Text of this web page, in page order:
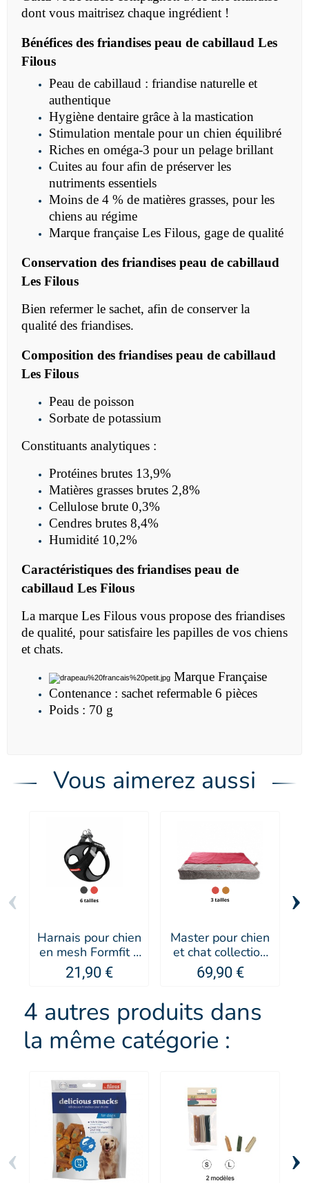
dont vous maitrisez chaque ingrédient !
Bénéfices des friandises peau de cabillaud Les
Filous
Peau de cabillaud : friandise naturelle et
authentique
Hygiène dentaire grâce à la mastication
Stimulation mentale pour un chien équilibré
Riches en oméga-3 pour un pelage brillant
Cuites au four afin de préserver les
nutriments essentiels
Moins de 4 % de matières grasses, pour les
chiens au régime
Marque française Les Filous, gage de qualité
Conservation des friandises peau de cabillaud
Les Filous
Bien refermer le sachet, afin de conserver la
qualité des friandises.
Composition des friandises peau de cabillaud
Les Filous
Peau de poisson
Sorbate de potassium
Constituants analytiques :
Protéines brutes 13,9%
Matières grasses brutes 2,8%
Cellulose brute 0,3%
Cendres brutes 8,4%
Humidité 10,2%
Caractéristiques des friandises peau de
cabillaud Les Filous
La marque Les Filous vous propose des friandises
de qualité, pour satisfaire les papilles de vos chiens
et chats.
Marque Française
Contenance : sachet refermable 6 pièces
Poids : 70 g
Vous aimerez aussi
Harnais pour chien
en mesh Formfit -
EZYDOG
21,90 €
Master pour chien
et chat collection
Avenue Montaigne
- MARTIN SELLIER
69,90 €
‹ ›
4 autres produits dans
la même catégorie :
‹ ›